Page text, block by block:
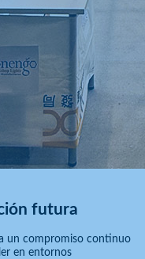
futura
un compromiso continuo
en entornos